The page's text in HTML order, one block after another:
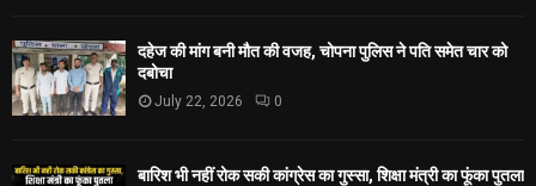
दहेज की मांग बनी मौत की वजह, चोपना पुलिस ने पति समेत चार को
दबोचा
July 22, 2026 0
बारिश भी नहीं रोक सकी कांग्रेस का गुस्सा, शिक्षा मंत्री का फूंका पुतला